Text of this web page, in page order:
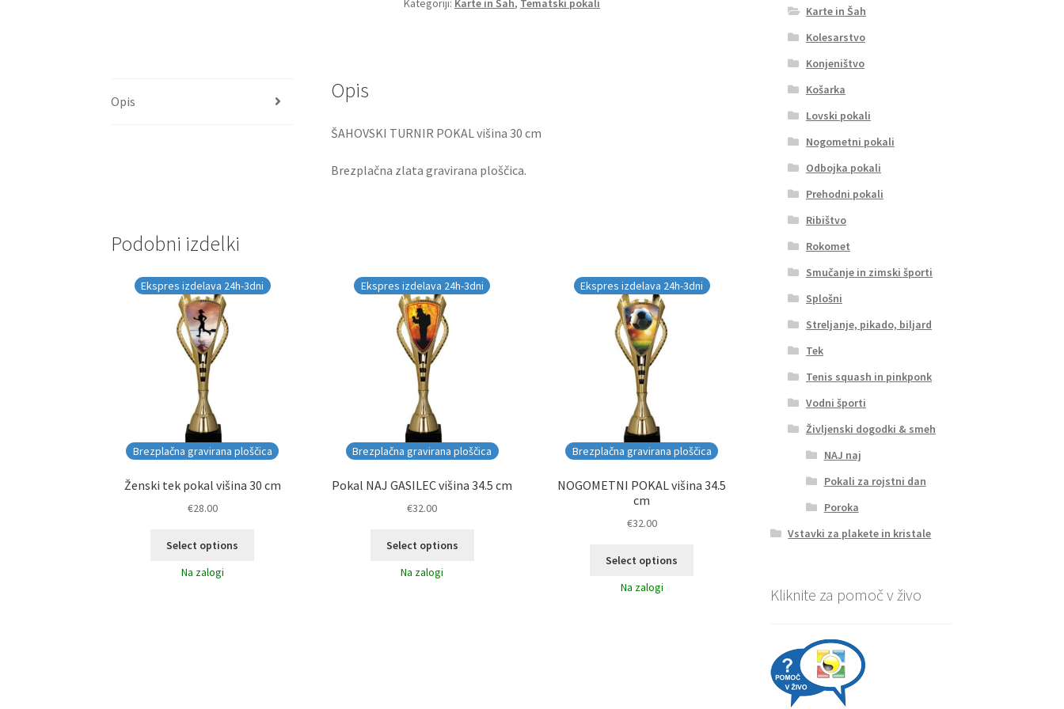
Kategoriji: Karte in Šah, Tematski pokali
Opis Opis
ŠAHOVSKI TURNIR POKAL višina 30 cm
Brezplačna zlata gravirana ploščica.
Podobni izdelki
Brezplačna gravirana ploščica
Ekspres izdelava 24h-3dni
Ženski tek pokal višina 30 cm
€28.00
Select options
Na zalogi
Brezplačna gravirana ploščica
Ekspres izdelava 24h-3dni
Pokal NAJ GASILEC višina 34.5 cm
€32.00
Select options
Na zalogi
Brezplačna gravirana ploščica
Ekspres izdelava 24h-3dni
NOGOMETNI POKAL višina 34.5
cm
€32.00
Select options
Na zalogi
Karte in Šah
Kolesarstvo
Konjeništvo
Košarka
Lovski pokali
Nogometni pokali
Odbojka pokali
Prehodni pokali
Ribištvo
Rokomet
Smučanje in zimski športi
Splošni
Streljanje, pikado, biljard
Tek
Tenis squash in pinkponk
Vodni športi
Življenski dogodki & smeh
NAJ naj
Pokali za rojstni dan
Poroka
Vstavki za plakete in kristale
Kliknite za pomoč v živo